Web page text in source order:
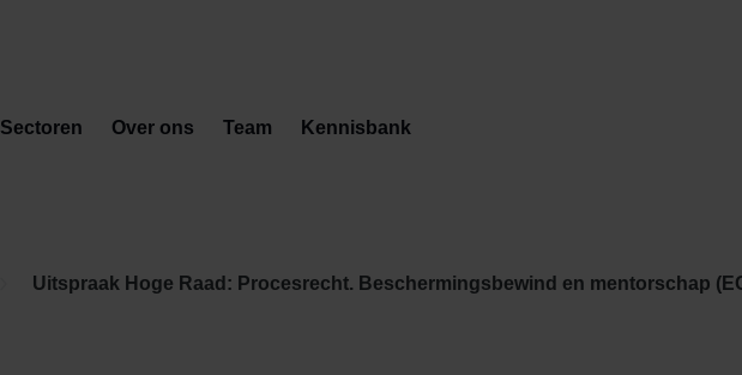
Sectoren Over ons Team Kennisbank
Uitspraak Hoge Raad: Procesrecht. Beschermingsbewind en mentorschap